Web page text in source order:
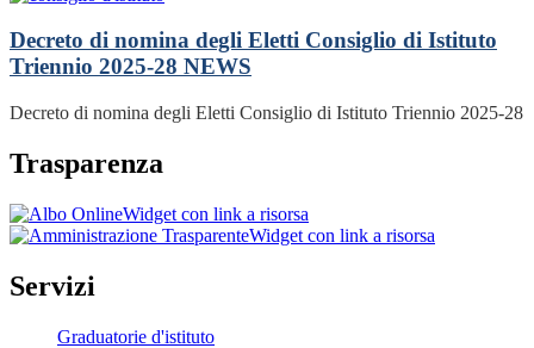
Decreto di nomina degli Eletti Consiglio di Istituto
Triennio 2025-28 NEWS
Decreto di nomina degli Eletti Consiglio di Istituto Triennio 2025-28
Trasparenza
Widget con link a risorsa
Widget con link a risorsa
Servizi
Graduatorie d'istituto